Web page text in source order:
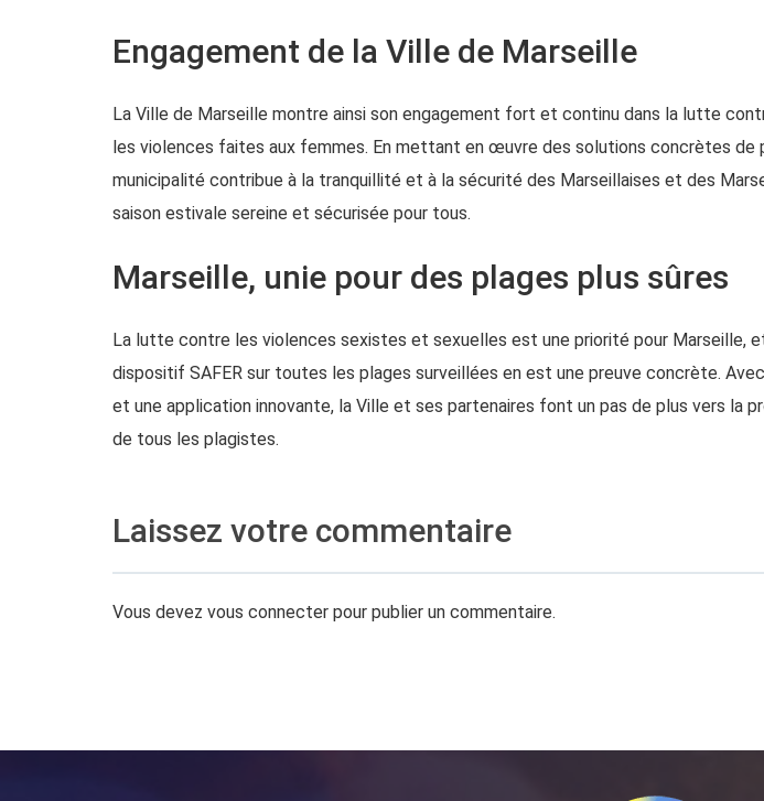
Engagement de la Ville de Marseille
La Ville de Marseille montre ainsi son engagement fort et continu dans la lutte
les violences faites aux femmes. En mettant en œuvre des solutions concrètes de
municipalité contribue à la tranquillité et à la sécurité des Marseillaises et des
saison estivale sereine et sécurisée pour tous.
Marseille, unie pour des plages plus sûres
La lutte contre les violences sexistes et sexuelles est une priorité pour Marseille,
dispositif SAFER sur toutes les plages surveillées en est une preuve concrète.
et une application innovante, la Ville et ses partenaires font un pas de plus vers la
de tous les plagistes.
Laissez votre commentaire
Vous devez vous connecter pour publier un commentaire.